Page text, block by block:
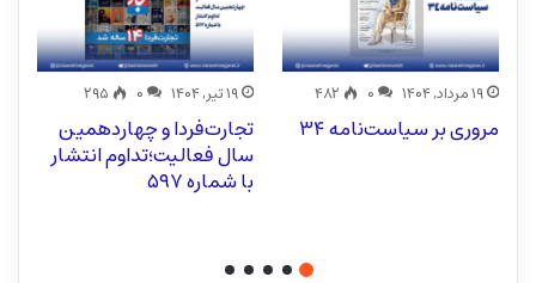
۱۹ مرداد, ۱۴۰۴ ۰ ۴۸۲
مروری بر سیاست‌نامه ۳۴
۱۹ تیر, ۱۴۰۴ ۰ ۲۹۵
تجارت‌فردا و چهاردهمین
سال فعالیت؛تداوم انتشار
با شماره ۵۹۷